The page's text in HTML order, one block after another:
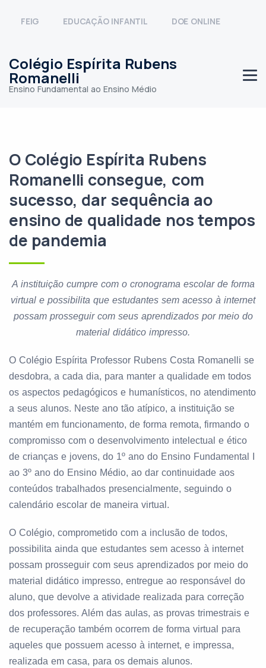
FEIG EDUCAÇÃO INFANTIL DOE ONLINE
Colégio Espírita Rubens
Romanelli
Ensino Fundamental ao Ensino Médio
O Colégio Espírita Rubens
Romanelli consegue, com
sucesso, dar sequência ao
ensino de qualidade nos tempos
de pandemia
A instituição cumpre com o cronograma escolar de forma
virtual e possibilita que estudantes sem acesso à internet
possam prosseguir com seus aprendizados por meio do
material didático impresso.
O Colégio Espírita Professor Rubens Costa Romanelli se
desdobra, a cada dia, para manter a qualidade em todos
os aspectos pedagógicos e humanísticos, no atendimento
a seus alunos. Neste ano tão atípico, a instituição se
mantém em funcionamento, de forma remota, firmando o
compromisso com o desenvolvimento intelectual e ético
de crianças e jovens, do 1º ano do Ensino Fundamental I
ao 3º ano do Ensino Médio, ao dar continuidade aos
conteúdos trabalhados presencialmente, seguindo o
calendário escolar de maneira virtual.
O Colégio, comprometido com a inclusão de todos,
possibilita ainda que estudantes sem acesso à internet
possam prosseguir com seus aprendizados por meio do
material didático impresso, entregue ao responsável do
aluno, que devolve a atividade realizada para correção
dos professores. Além das aulas, as provas trimestrais e
de recuperação também ocorrem de forma virtual para
aqueles que possuem acesso à internet, e impressa,
realizada em casa, para os demais alunos.